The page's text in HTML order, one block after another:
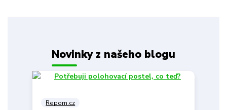
Novinky z našeho blogu
Repom.cz